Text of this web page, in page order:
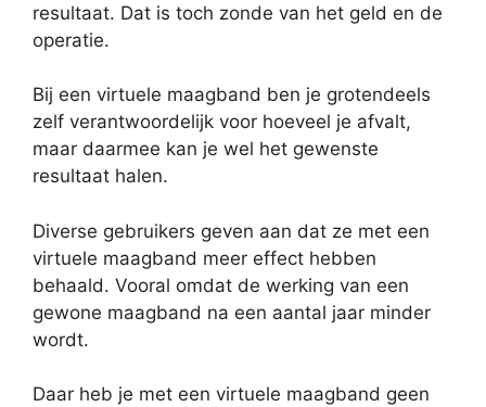
resultaat. Dat is toch zonde van het geld en de
operatie.
Bij een virtuele maagband ben je grotendeels
zelf verantwoordelijk voor hoeveel je afvalt,
maar daarmee kan je wel het gewenste
resultaat halen.
Diverse gebruikers geven aan dat ze met een
virtuele maagband meer effect hebben
behaald. Vooral omdat de werking van een
gewone maagband na een aantal jaar minder
wordt.
Daar heb je met een virtuele maagband geen